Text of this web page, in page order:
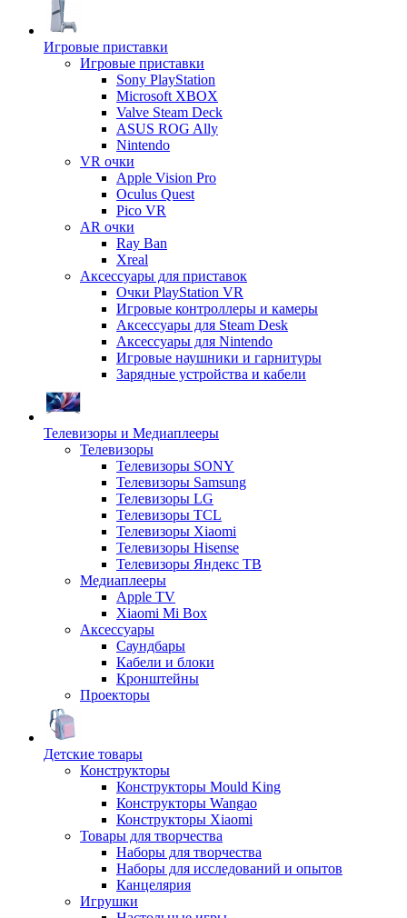
Игровые приставки
Игровые приставки
Sony PlayStation
Microsoft XBOX
Valve Steam Deck
ASUS ROG Ally
Nintendo
VR очки
Apple Vision Pro
Oculus Quest
Pico VR
AR очки
Ray Ban
Xreal
Аксессуары для приставок
Очки PlayStation VR
Игровые контроллеры и камеры
Аксессуары для Steam Desk
Аксессуары для Nintendo
Игровые наушники и гарнитуры
Зарядные устройства и кабели
Телевизоры и Медиаплееры
Телевизоры
Телевизоры SONY
Телевизоры Samsung
Телевизоры LG
Телевизоры TCL
Телевизоры Xiaomi
Телевизоры Hisense
Телевизоры Яндекс ТВ
Медиаплееры
Apple TV
Xiaomi Mi Box
Аксессуары
Саундбары
Кабели и блоки
Кронштейны
Проекторы
Детские товары
Конструкторы
Конструкторы Mould King
Конструкторы Wangao
Конструкторы Xiaomi
Товары для творчества
Наборы для творчества
Наборы для исследований и опытов
Канцелярия
Игрушки